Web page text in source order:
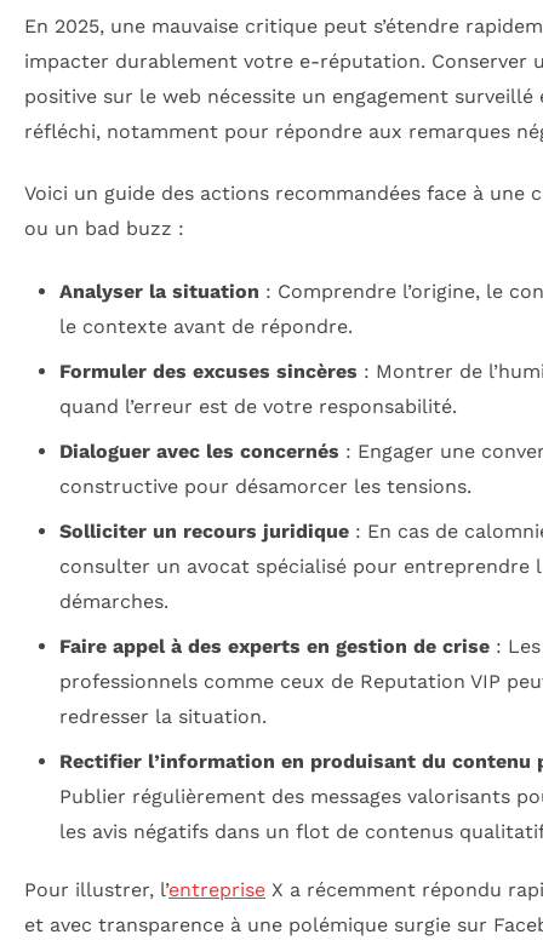
En 2025, une mauvaise critique peut s’étendre
impacter durablement votre e-réputation. Conserver
positive sur le web nécessite un engagement surveillé
réfléchi, notamment pour répondre aux remarques
Voici un guide des actions recommandées face à une
ou un bad buzz :
Analyser la situation : Comprendre l’origine, le
le contexte avant de répondre.
Formuler des excuses sincères : Montrer de
quand l’erreur est de votre responsabilité.
Dialoguer avec les concernés : Engager une
constructive pour désamorcer les tensions.
Solliciter un recours juridique: En cas de
consulter un avocat spécialisé pour entreprendre
démarches.
Faire appel à des experts en gestion de crise: Les
professionnels comme ceux de Reputation VIP
redresser la situation.
Rectifier l’information en produisant du contenu
Publier régulièrement des messages valorisants
les avis négatifs dans un flot de contenus
Pour illustrer, l’entreprise X a récemment répondu
et avec transparence à une polémique surgie sur